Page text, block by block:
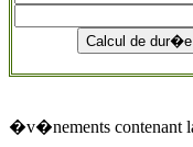
�v�nements contenant